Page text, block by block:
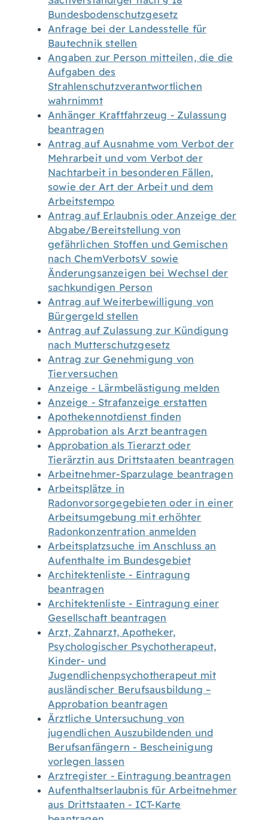
Bundesbodenschutzgesetz
Anfrage bei der Landesstelle für
Bautechnik stellen
Angaben zur Person mitteilen, die die
Aufgaben des
Strahlenschutzverantwortlichen
wahrnimmt
Anhänger Kraftfahrzeug - Zulassung
beantragen
Antrag auf Ausnahme vom Verbot der
Mehrarbeit und vom Verbot der
Nachtarbeit in besonderen Fällen,
sowie der Art der Arbeit und dem
Arbeitstempo
Antrag auf Erlaubnis oder Anzeige der
Abgabe/Bereitstellung von
gefährlichen Stoffen und Gemischen
nach ChemVerbotsV sowie
Änderungsanzeigen bei Wechsel der
sachkundigen Person
Antrag auf Weiterbewilligung von
Bürgergeld stellen
Antrag auf Zulassung zur Kündigung
nach Mutterschutzgesetz
Antrag zur Genehmigung von
Tierversuchen
Anzeige - Lärmbelästigung melden
Anzeige - Strafanzeige erstatten
Apothekennotdienst finden
Approbation als Arzt beantragen
Approbation als Tierarzt oder
Tierärztin aus Drittstaaten beantragen
Arbeitnehmer-Sparzulage beantragen
Arbeitsplätze in
Radonvorsorgegebieten oder in einer
Arbeitsumgebung mit erhöhter
Radonkonzentration anmelden
Arbeitsplatzsuche im Anschluss an
Aufenthalte im Bundesgebiet
Architektenliste - Eintragung
beantragen
Architektenliste - Eintragung einer
Gesellschaft beantragen
Arzt, Zahnarzt, Apotheker,
Psychologischer Psychotherapeut,
Kinder- und
Jugendlichenpsychotherapeut mit
ausländischer Berufsausbildung –
Approbation beantragen
Ärztliche Untersuchung von
jugendlichen Auszubildenden und
Berufsanfängern - Bescheinigung
vorlegen lassen
Arztregister - Eintragung beantragen
Aufenthaltserlaubnis für Arbeitnehmer
aus Drittstaaten - ICT-Karte